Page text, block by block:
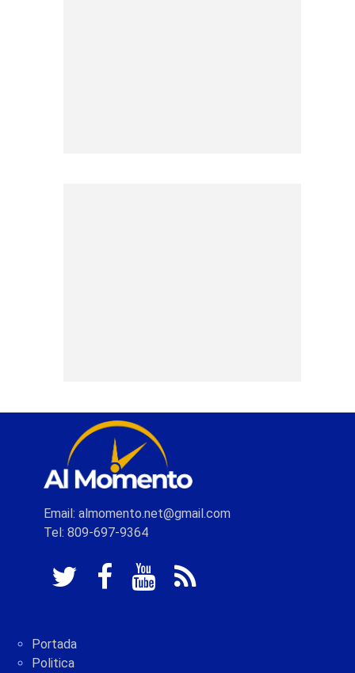
Email: almomento.net@gmail.com
Tel: 809-697-9364
Portada
Politica